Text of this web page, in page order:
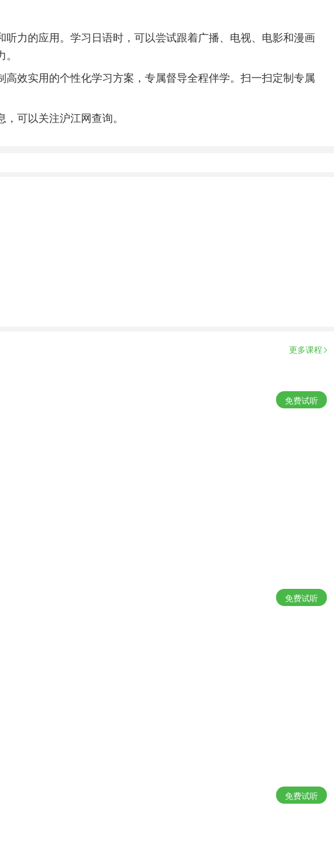
力的应用。学习日语时，可以尝试跟着广播、电视、电影和漫画
效实用的个性化学习方案，专属督导全程伴学。扫一扫定制专属
可以关注沪江网查询。
更多课程
免费试听
免费试听
免费试听